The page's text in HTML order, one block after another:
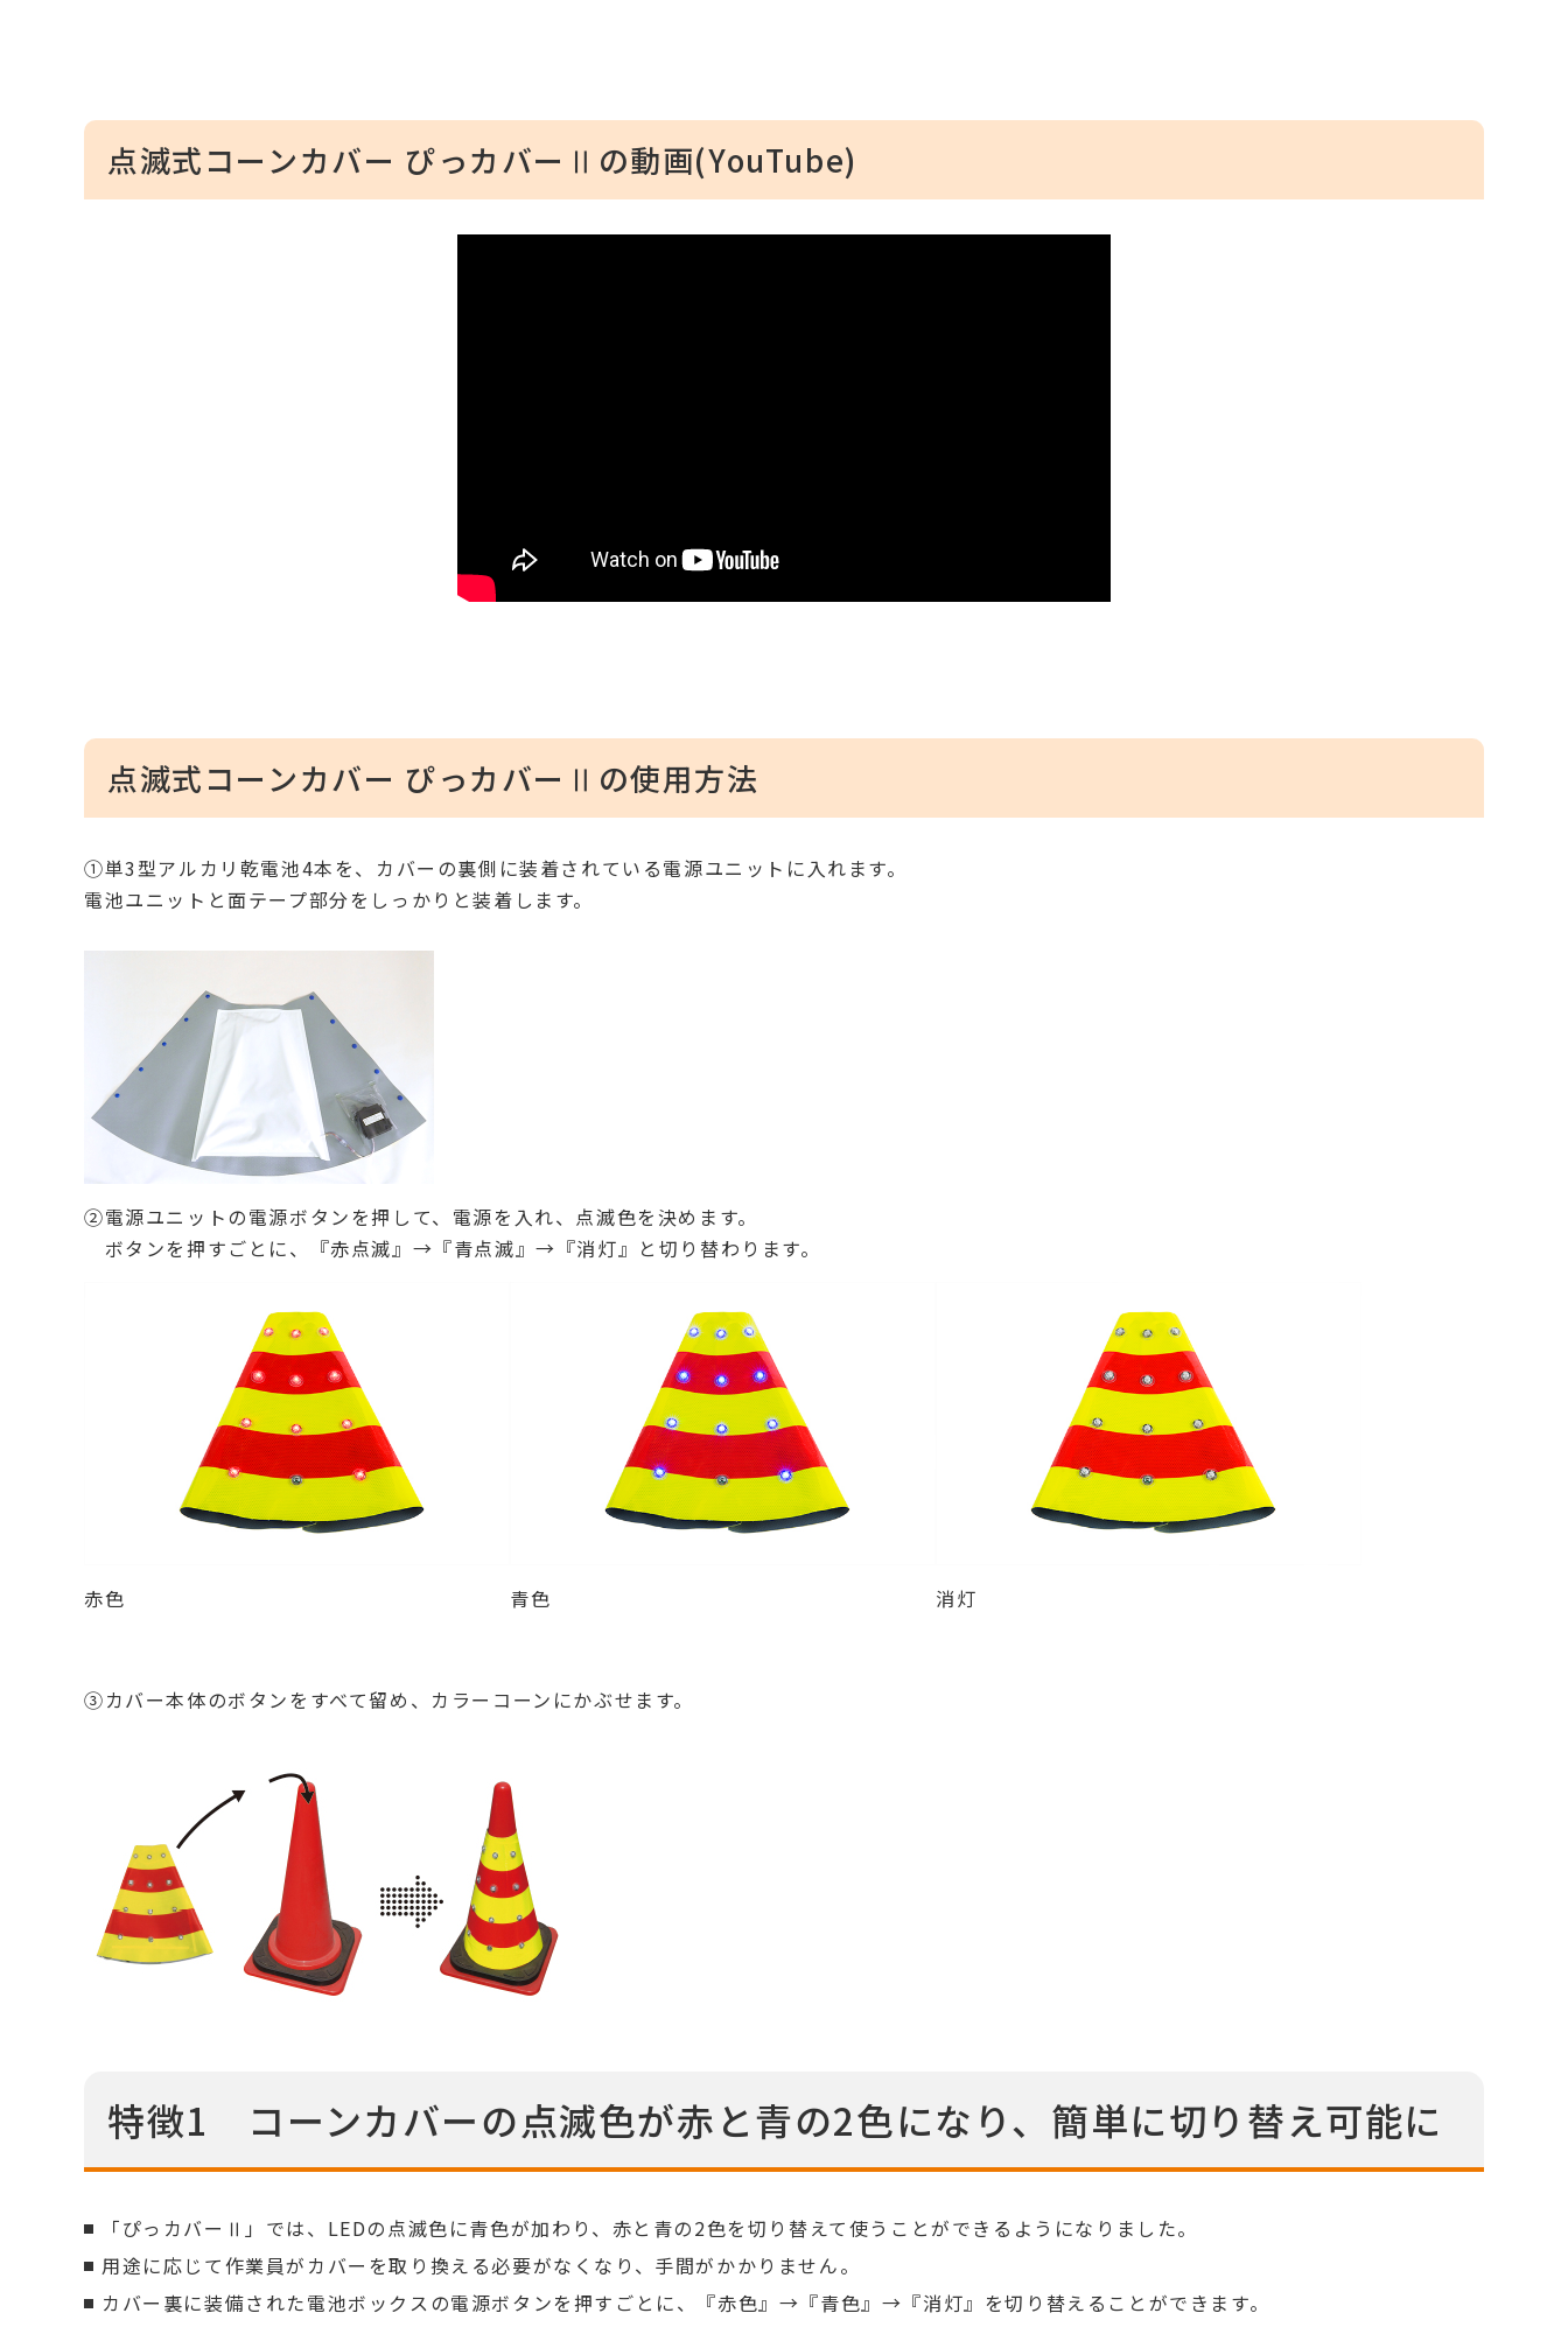
点滅式コーンカバー ぴっカバーⅡの動画(YouTube)
点滅式コーンカバー ぴっカバーⅡの使用方法
①単3型アルカリ乾電池4本を、カバーの裏側に装着されている電源ユニットに入れます。
電池ユニットと面テープ部分をしっかりと装着します。
②電源ユニットの電源ボタンを押して、電源を入れ、点滅色を決めます。
ボタンを押すごとに、『赤点滅』→『青点滅』→『消灯』と切り替わります。
赤色 青色 消灯
③カバー本体のボタンをすべて留め、カラーコーンにかぶせます。
特徴1 コーンカバーの点滅色が赤と青の2色になり、簡単に切り替え可能に
「ぴっカバーⅡ」では、LEDの点滅色に青色が加わり、赤と青の2色を切り替えて使うことができるようになりました。
用途に応じて作業員がカバーを取り換える必要がなくなり、手間がかかりません。
カバー裏に装備された電池ボックスの電源ボタンを押すごとに、『赤色』→『青色』→『消灯』を切り替えることができます。